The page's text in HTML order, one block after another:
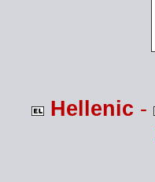
Hellenic -